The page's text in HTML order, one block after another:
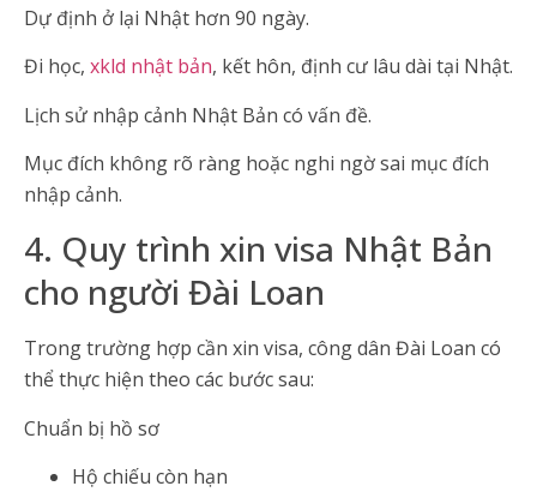
Dự định ở lại Nhật hơn 90 ngày.
Đi học, xkld nhật bản, kết hôn, định cư lâu dài tại Nhật.
Lịch sử nhập cảnh Nhật Bản có vấn đề.
Mục đích không rõ ràng hoặc nghi ngờ sai mục đích
nhập cảnh.
4. Quy trình xin visa Nhật Bản
cho người Đài Loan
Trong trường hợp cần xin visa, công dân Đài Loan có
thể thực hiện theo các bước sau:
Chuẩn bị hồ sơ
Hộ chiếu còn hạn